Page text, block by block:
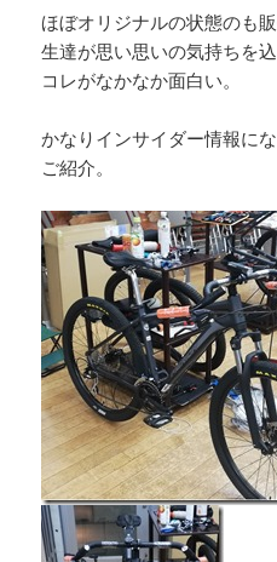
ほぼオリジナルの状態のも
生達が思い思いの気持ちを
コレがなかなか面白い。
かなりインサイダー情報に
ご紹介。